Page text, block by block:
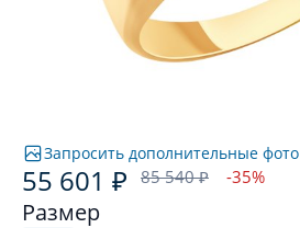
Запросить дополнительные фото
55 601 ₽ 85 540 ₽ -35%
Размер